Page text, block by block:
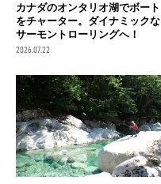
カナダのオンタリオ湖でボート
をチャーター。ダイナミックな
サーモントローリングへ！
2026.07.22